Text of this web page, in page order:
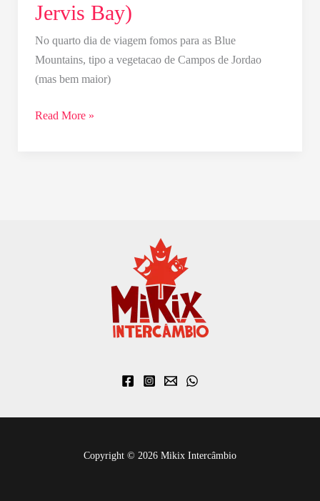
Jervis Bay)
No quarto dia de viagem fomos para as Blue
Mountains, tipo a vegetacao de Campos de Jordao
(mas bem maior)
Read More »
Copyright © 2026 Mikix Intercâmbio